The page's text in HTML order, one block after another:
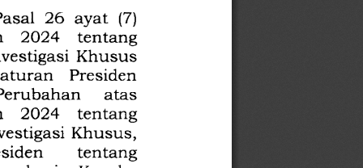
26 ayat (71
2024 tentang
Khusus
Presiden
atas
2024
tentang
Khusus,
tentang